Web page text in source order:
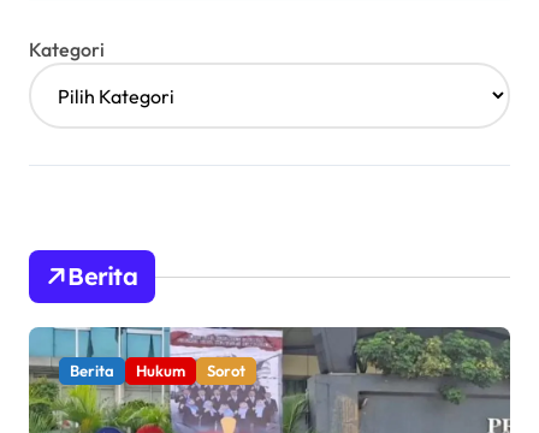
Kategori
Berita
Berita Hukum Sorot